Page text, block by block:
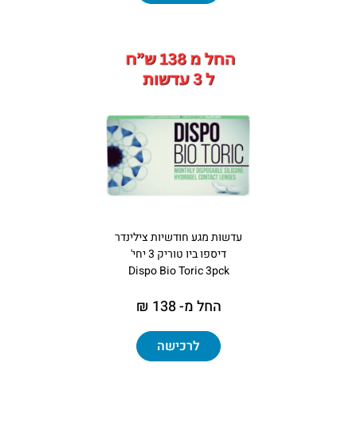
עדשות מגע חודשיות צילינדר
דיספו ביו טוריק 3 יחי'
Dispo Bio Toric 3pck
החל מ- 138 ₪
לרכישה